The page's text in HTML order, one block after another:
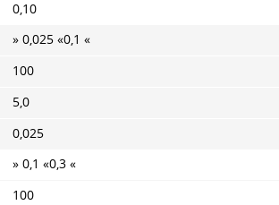
0,10
» 0,025 «0,1 «
100
5,0
0,025
» 0,1 «0,3 «
100